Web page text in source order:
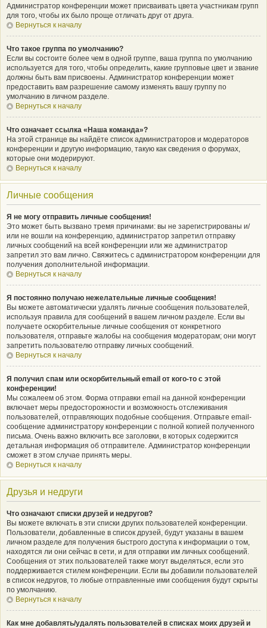
Администратор конференции может присваивать цвета участникам групп
для того, чтобы их было проще отличать друг от друга.
Вернуться к началу
Что такое группа по умолчанию?
Если вы состоите более чем в одной группе, ваша группа по умолчанию
используется для того, чтобы определить, какие групповые цвет и звание
должны быть вам присвоены. Администратор конференции может
предоставить вам разрешение самому изменять вашу группу по
умолчанию в личном разделе.
Вернуться к началу
Что означает ссылка «Наша команда»?
На этой странице вы найдёте список администраторов и модераторов
конференции и другую информацию, такую как сведения о форумах,
которые они модерируют.
Вернуться к началу
Личные сообщения
Я не могу отправить личные сообщения!
Это может быть вызвано тремя причинами: вы не зарегистрированы и/
или не вошли на конференцию, администратор запретил отправку
личных сообщений на всей конференции или же администратор
запретил это вам лично. Свяжитесь с администратором конференции для
получения дополнительной информации.
Вернуться к началу
Я постоянно получаю нежелательные личные сообщения!
Вы можете автоматически удалять личные сообщения пользователей,
используя правила для сообщений в вашем личном разделе. Если вы
получаете оскорбительные личные сообщения от конкретного
пользователя, отправьте жалобы на сообщения модераторам; они могут
запретить пользователю отправку личных сообщений.
Вернуться к началу
Я получил спам или оскорбительный email от кого-то с этой
конференции!
Мы сожалеем об этом. Форма отправки email на данной конференции
включает меры предосторожности и возможность отслеживания
пользователей, отправляющих подобные сообщения. Отправьте email-
сообщение администратору конференции с полной копией полученного
письма. Очень важно включить все заголовки, в которых содержится
детальная информация об отправителе. Администратор конференции
сможет в этом случае принять меры.
Вернуться к началу
Друзья и недруги
Что означают списки друзей и недругов?
Вы можете включать в эти списки других пользователей конференции.
Пользователи, добавленные в список друзей, будут указаны в вашем
личном разделе для получения быстрого доступа к информации о том,
находятся ли они сейчас в сети, и для отправки им личных сообщений.
Сообщения от этих пользователей также могут выделяться, если это
поддерживается стилем конференции. Если вы добавили пользователей
в список недругов, то любые отправленные ими сообщения будут скрыты
по умолчанию.
Вернуться к началу
Как мне добавлять/удалять пользователей в списках моих друзей и